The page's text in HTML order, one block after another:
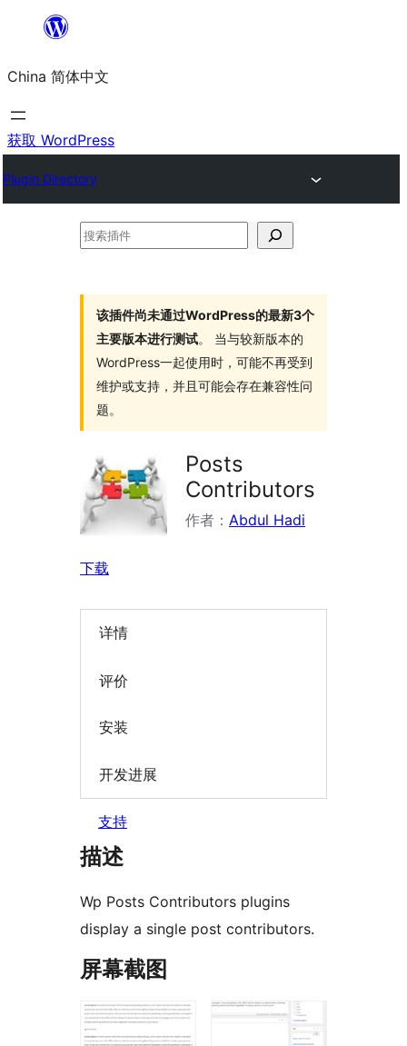
内
容
China 简体中文
获取 WordPress
Plugin Directory
搜
该插件尚未通过WordPress的最新3个
主要版本进行测试。 当与较新版本的
WordPress一起使用时，可能不再受到
维护或支持，并且可能会存在兼容性问
题。
Posts
Contributors
作者： Abdul Hadi
下载
详情
评价
安装
开发进展
支持
描述
Wp Posts Contributors plugins
display a single post contributors.
屏幕截图